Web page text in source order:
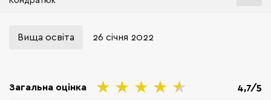
Вища освіта 26 січня 2022
Загальна оцінка 4,7/5